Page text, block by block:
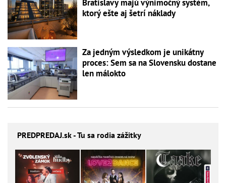
Bratislavy majú výnimočný systém,
ktorý ešte aj šetrí náklady
Za jedným výsledkom je unikátny
proces: Sem sa na Slovensku dostane
len málokto
PREDPREDAJ.sk - Tu sa rodia zážitky